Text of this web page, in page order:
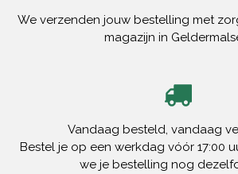
We verzenden jouw bestelling met
magazijn in
Vandaag besteld, vandaag
Bestel je op een werkdag vóór 17:00
we je bestelling nog